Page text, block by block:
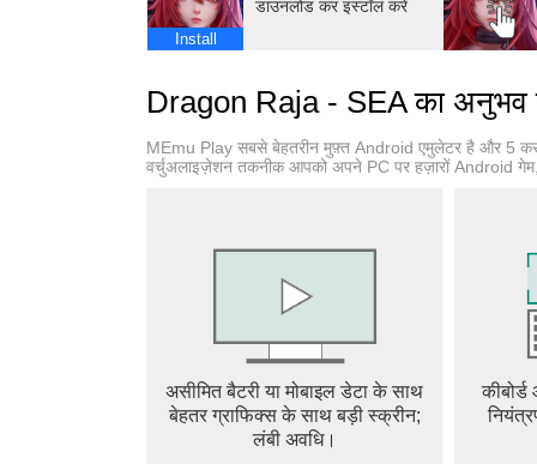
uses a simulated physical collision system
game environment that offers players the
NEW STORIES, NEW CHALLENGES
From Tokyo to Siberia, countless scenic
new stories, challenge more powerful world
COMPREHENSIVE CHARACTER
Dragon Raja features a comprehensive
personalities depending on their responses
created and dressed up however players
futuristic are just a few of the styles that can
soon to come!
Install
डाउनलोड कर इंस्टॉल करें
Dragon Raja - SEA का अनुभव
MEmu Play सबसे बेहतरीन मुफ़्त Android एमुलेटर है और 5
वर्चुअलाइज़ेशन तकनीक आपको अपने PC पर हज़ारों Android गेम,
असीमित बैटरी या मोबाइल डेटा के साथ
बेहतर ग्राफिक्स के साथ बड़ी स्क्रीन;
लंबी अवधि।